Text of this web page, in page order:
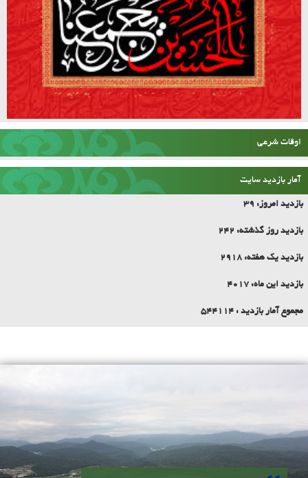
اوقات شرعی
آمار بازدید سایت
بازدید امروز: 39
بازدید روز گذشته: 242
بازدید یک هفته: 2918
بازدید این ماه: 4017